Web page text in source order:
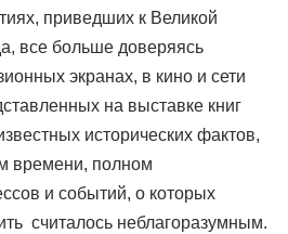
приведших к Великой
все больше доверяясь
экранах, в кино и сети
на выставке книг
исторических фактов,
времени, полном
и событий, о которых
считалось неблагоразумным.